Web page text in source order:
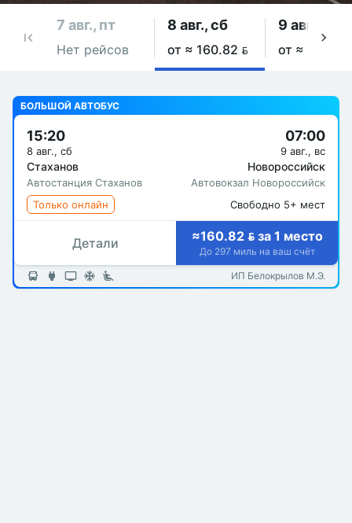
7 авг., пт
Нет рейсов
8 авг., сб
от ≈ 160.82 
9 авг., вс
от ≈ 160.82
БОЛЬШОЙ АВТОБУС
15:20
8 авг., сб
Стаханов
Автостанция Стаханов
07:00
9 авг., вс
Новороссийск
Автовокзал Новороссийск
Только онлайн
Свободно 5+ мест
Детали ≈160.82  за 1 место
До 297 миль на ваш счёт
ИП Белокрылов М.Э.